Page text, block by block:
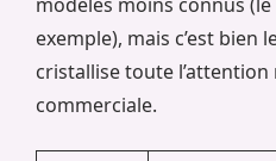
exemple), mais c’est bien
cristallise toute
commerciale.